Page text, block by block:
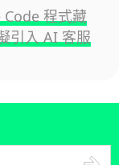
程式藏
引入 AI 客服